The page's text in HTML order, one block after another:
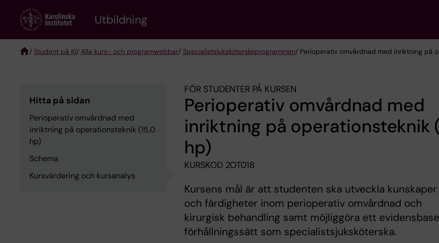
content
Utbildning
/ Student på KI/ Alla kurs- och programwebbar/ Specialist­sjuksköterske­programmen/ Perioperativ omvårdnad med inriktning på
Hitta på sidan
Perioperativ omvårdnad med
inriktning på operationsteknik (15,0
hp)
Schema
Kursvärdering och kursanalys
FÖR STUDENTER PÅ KURSEN
Perioperativ omvårdnad med
inriktning på operationsteknik
hp)
KURSKOD 2OT018
Kursens mål är att studenten ska utveckla kunskaper
och färdigheter inom perioperativ omvårdnad och
kirurgisk behandling samt möjliggöra ett
förhållningssätt som specialistsjuksköterska.